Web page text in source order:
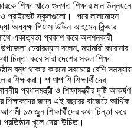
শিক্ষা খাতে গুনগত শিক্ষার মান উন্নয়নে
ও প্রাইভেট স্কুলগুলো। পরে লালমোহন
অধ্যক্ষ গিয়াস উদ্দিন আহমেদ কিন্ডার
একাত্বতা প্রকাশ করে অনশনকারী
চেয়ারম্যান বলেন, মহামারী করোনার
চিন্তা করে সারা দেশের সকল শিক্ষা
বন্ধ থাকার কারনে সবচেয়ে বেশি সমস্যায়
শিক্ষকরা। পাশাপাশি শিক্ষার্থীদের
প্রধানমন্ত্রী ও শিক্ষামন্ত্রীর দৃষ্টি আকর্ষণ
শিক্ষকদের জন্য এই বছরের বাজেটে আর্থিক
১৩ জুন শিক্ষার্থীদের কথা চিন্তা করে
প্রতিষ্ঠান খুলে দেয়া উচিত।